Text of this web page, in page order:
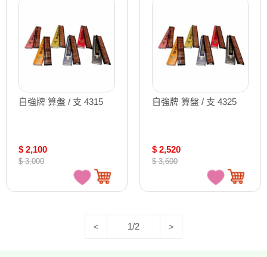
自強牌 算盤 / 支 4315
$ 2,100
$ 3,000
自強牌 算盤 / 支 4325
$ 2,520
$ 3,600
< 1/2 >